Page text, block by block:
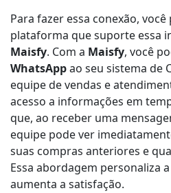
Para fazer essa conexão,
plataforma que suporte essa
Maisfy. Com a Maisfy, você
WhatsAppao seu sistema de
equipe de vendas e
acesso a informações em
que, ao receber uma
equipe pode ver
suas compras anteriores e
Essa abordagem personaliza
aumenta a satisfação.